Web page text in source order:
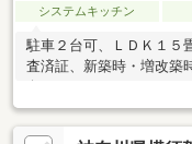
システムキッチン
駐車２台可、ＬＤＫ１５
査済証、新築時・増改築
面式キッチン、トイレ２
ラス、浴室に窓、ＴＶモ